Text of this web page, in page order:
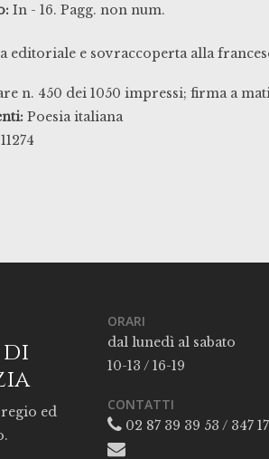
In - 16. Pagg. non num.
editoriale e sovraccoperta alla
n. 450 dei 1050 impressi; firma a
Poesia italiana
ed
ORARI
dal lunedì al sabato
10-13 / 16-19
CONTATTI
02 87 39 39 53 / 347